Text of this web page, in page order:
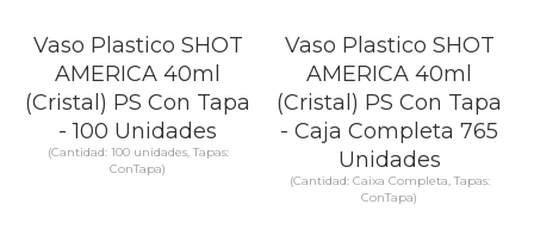
Vaso Plastico SHOT
AMERICA 40ml
(Cristal) PS Con Tapa
- 100 Unidades
(Cantidad: 100 unidades, Tapas:
ConTapa)
Vaso Plastico SHOT
AMERICA 40ml
(Cristal) PS Con Tapa
- Caja Completa 765
Unidades
(Cantidad: Caixa Completa, Tapas:
ConTapa)